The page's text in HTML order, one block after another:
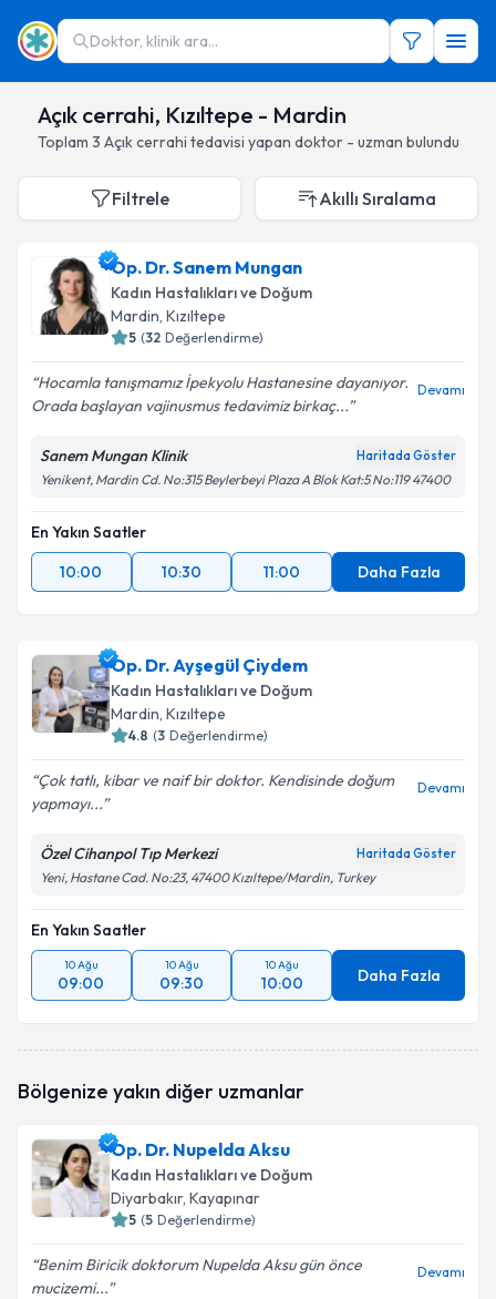
Doktor, klinik ara...
Açık cerrahi, Kızıltepe - Mardin
Toplam 3 Açık cerrahi tedavisi yapan doktor - uzman bulundu
Filtrele Akıllı Sıralama
Op. Dr. Sanem Mungan
Kadın Hastalıkları ve Doğum
Mardin, Kızıltepe
5 (32 Değerlendirme)
Hocamla tanışmamız İpekyolu Hastanesine dayanıyor.
Orada başlayan vajinusmus tedavimiz birkaç...
Devamı
Sanem Mungan Klinik Haritada Göster
Yenikent, Mardin Cd. No:315 Beylerbeyi Plaza A Blok Kat:5 No:119 47400
En Yakın Saatler
10:00
10:30 11:00 Daha Fazla
Op. Dr. Ayşegül Çiydem
Kadın Hastalıkları ve Doğum
Mardin, Kızıltepe
4.8 (3 Değerlendirme)
Çok tatlı, kibar ve naif bir doktor. Kendisinde doğum
yapmayı...
Devamı
Özel Cihanpol Tıp Merkezi Haritada Göster
Yeni, Hastane Cad. No:23, 47400 Kızıltepe/Mardin, Turkey
En Yakın Saatler
10 Ağu
09:00
10 Ağu
09:30
10 Ağu
10:00 Daha Fazla
Bölgenize yakın diğer uzmanlar
Op. Dr. Nupelda Aksu
Kadın Hastalıkları ve Doğum
Diyarbakır, Kayapınar
5 (5 Değerlendirme)
Benim Biricik doktorum Nupelda Aksu gün önce
mucizemi...
Devamı